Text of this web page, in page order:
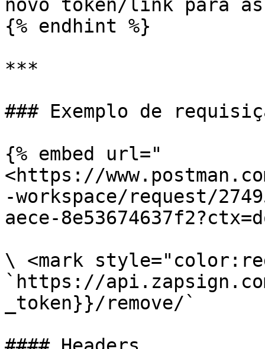
novo token/link para
{% endhint %}
***
### Exemplo de
{% embed url="
<https://
-workspace/request/
aece-
\ <mark
`https://
_token}}/remove/`